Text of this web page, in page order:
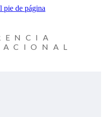
pie de página